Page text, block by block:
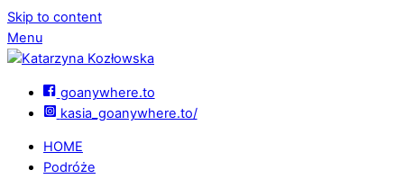
Skip to content
Menu
goanywhere.to
kasia_goanywhere.to/
HOME
Podróże